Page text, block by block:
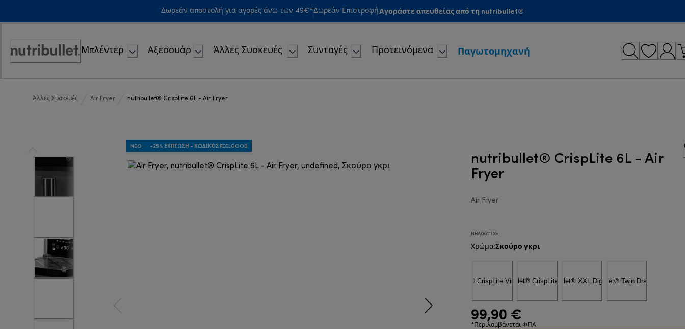
Δωρεάν αποστολή για αγορές άνω των 49€*Δωρεάν ΕπιστροφήΑγοράστε απευθείας από τη nutribullet®
Accessibility
Μπλέντερ Αξεσουάρ Άλλες Συσκευές Συνταγές Προτεινόμενα Παγωτομηχανή
Άλλες Συσκευές Air Fryer nutribullet® CrispLite 6L - Air Fryer
NEO -25% ΈΚΠΤΩΣΗ - ΚΩΔΙΚΌΣ FEELGOOD
nutribullet® CrispLite 6L - Air
Fryer
Air Fryer
NBA0611DG
Χρώμα:Σκούρο γκρι
99,90 €
*Περιλαμβάνεται ΦΠΑ